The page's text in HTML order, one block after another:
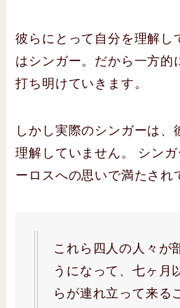
彼らにとって自分を理解し
はシンガー。だから一方的
打ち明けていきます。
しかし実際のシンガーは、
理解していません。 シン
ーロスへの思いで満たされ
これら四人の人々が
うになって、七ヶ月
らが連れ立って来る